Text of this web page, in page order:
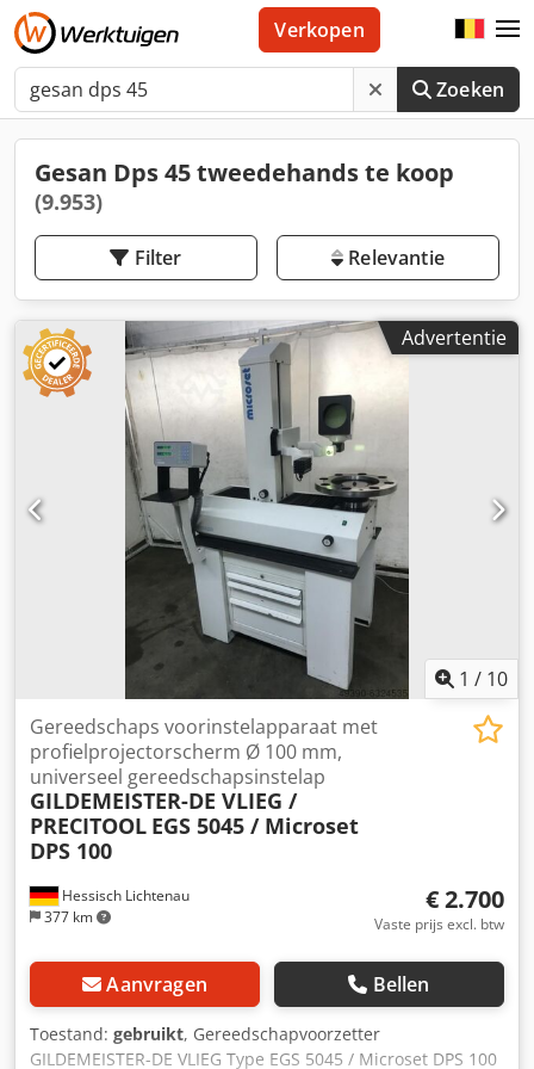
Zoeken
Verkopen
Gesan Dps 45 tweedehands te koop
(9.953)
Filter Relevantie
Advertentie
1 / 10
Hessisch Lichtenau
377 km
Gereedschaps voorinstelapparaat met
profielprojectorscherm Ø 100 mm,
universeel gereedschapsinstelap
GILDEMEISTER-DE VLIEG /
PRECITOOL EGS 5045 / Microset
DPS 100
€ 2.700
Vaste prijs excl. btw
Aanvragen Bellen
Toestand: gebruikt, Gereedschapvoorzetter
GILDEMEISTER-DE VLIEG Type EGS 5045 / Microset DPS 100